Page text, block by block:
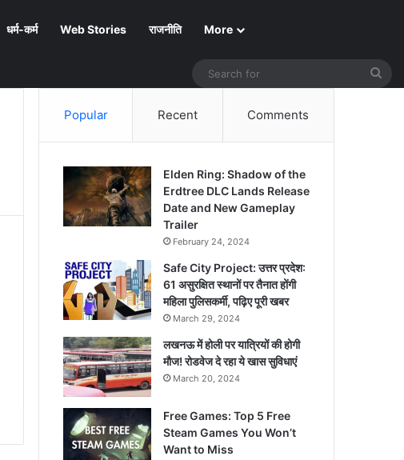
धर्म-कर्म Web Stories राजनीति More
Popular Recent Comments
Elden Ring: Shadow of the
Erdtree DLC Lands Release
Date and New Gameplay
Trailer
February 24, 2024
Safe City Project: उत्तर प्रदेश:
61 असुरक्षित स्थानों पर तैनात होंगी
महिला पुलिसकर्मी, पढ़िए पूरी खबर
March 29, 2024
लखनऊ में होली पर यात्रियों की होगी
मौज! रोडवेज दे रहा ये खास सुविधाएं
March 20, 2024
Free Games: Top 5 Free
Steam Games You Won’t
Want to Miss